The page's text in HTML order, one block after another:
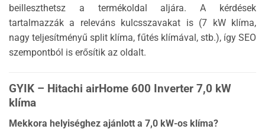
beilleszthetsz a termékoldal aljára. A kérdések
tartalmazzák a releváns kulcsszavakat is (7 kW klíma,
nagy teljesítményű split klíma, fűtés klímával, stb.), így SEO
szempontból is erősítik az oldalt.
GYIK – Hitachi airHome 600 Inverter 7,0 kW
klíma
Mekkora helyiséghez ajánlott a 7,0 kW-os klíma?